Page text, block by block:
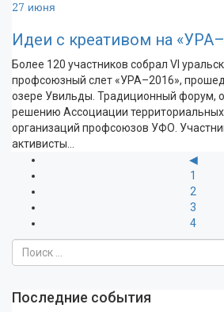
27 июня
Идеи с креативом на
Более 120 участников собрал VI
профсоюзный слет «УРА–2016»,
озере Увильды. Традиционный форум,
решению Ассоциации
организаций профсоюзов УФО.
активисты…
◀
1
2
3
4
Последние события